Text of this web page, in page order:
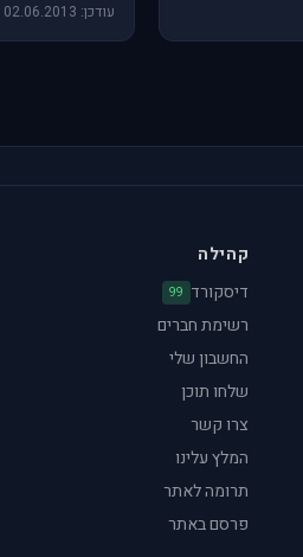
עודכן: 02.06.2013
קהילה
דיסקורד 99
רשימת חברים
החשבון שלי
שלחו תוכן
צרו קשר
המלץ עלינו
תרומה לאתר
פרסם באתר